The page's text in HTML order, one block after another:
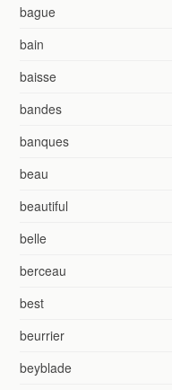
bague
bain
baisse
bandes
banques
beau
beautiful
belle
berceau
best
beurrier
beyblade